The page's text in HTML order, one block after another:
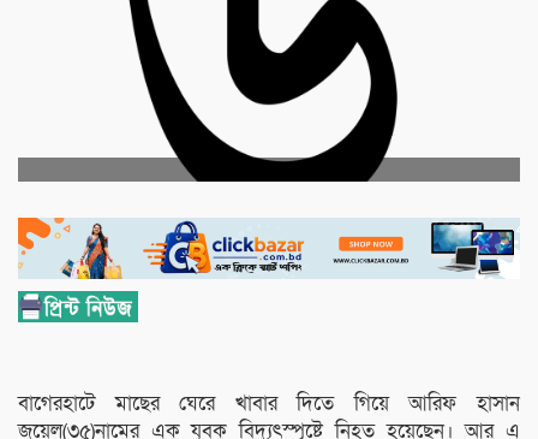
বাগেরহাটে মাছের ঘেরে খাবার দিতে গিয়ে আরিফ হাসান
জুয়েল(৩৫)নামের এক যুবক বিদ্যুৎস্পৃষ্টে নিহত হয়েছেন। আর এ